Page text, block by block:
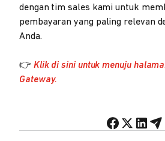
dengan tim sales kami untuk
pembayaran yang paling relevan
Anda.
👉 Klik di sini untuk menuju
Gateway.